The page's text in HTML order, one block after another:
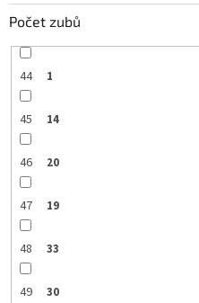
Počet zubů
44 1
45 14
46 20
47 19
48 33
49 30